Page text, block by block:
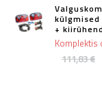
külgmised
+
111,83 €
Komplektis